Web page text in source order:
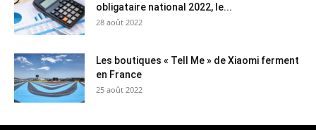
obligataire national 2022, le...
28 août 2022
Les boutiques « Tell Me » de Xiaomi ferment
en France
25 août 2022